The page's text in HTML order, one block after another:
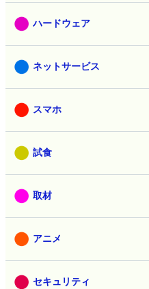
ハードウェア
ネットサービス
スマホ
試食
取材
アニメ
セキュリティ